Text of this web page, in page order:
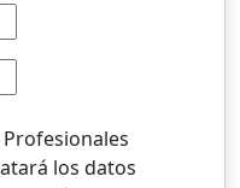
Profesionales
los datos